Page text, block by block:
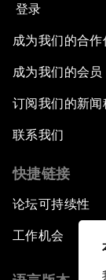
登录
成为我们的合作
成为我们的会员
订阅我们的新闻
联系我们
快捷链接
论坛可持续性
工作机会